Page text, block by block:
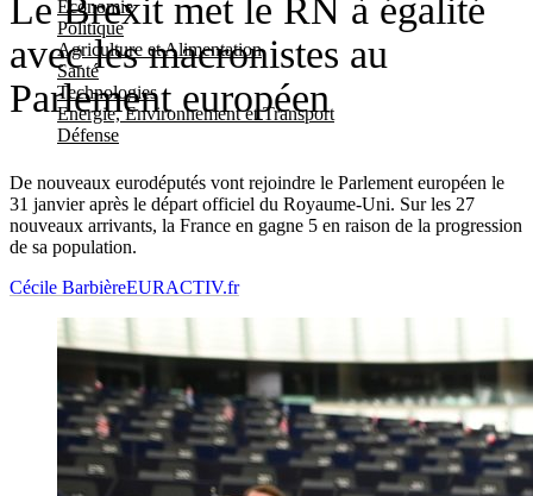
Economie
Politique
Agriculture et Alimentation
Santé
Technologies
Energie, Environnement et Transport
Défense
Le Brexit met le RN à égalité
avec les macronistes au
Parlement européen
De nouveaux eurodéputés vont rejoindre le Parlement européen le
31 janvier après le départ officiel du Royaume-Uni. Sur les 27
nouveaux arrivants, la France en gagne 5 en raison de la progression
de sa population.
Cécile BarbièreEURACTIV.fr